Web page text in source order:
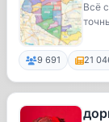
Всё
9 691 21